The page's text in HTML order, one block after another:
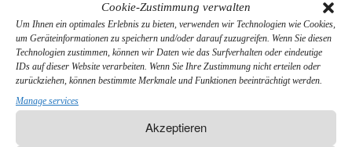
Cookie-Zustimmung verwalten
Um Ihnen ein optimales Erlebnis zu bieten, verwenden wir Technologien wie Cookies,
um Geräteinformationen zu speichern und/oder darauf zuzugreifen. Wenn Sie diesen
Technologien zustimmen, können wir Daten wie das Surfverhalten oder eindeutige
IDs auf dieser Website verarbeiten. Wenn Sie Ihre Zustimmung nicht erteilen oder
zurückziehen, können bestimmte Merkmale und Funktionen beeinträchtigt werden.
Manage services
Akzeptieren
Gespräch mit den Mediatoren, um selbstständig eine für
beide Seiten akzeptable Lösung zu entwickeln.
Besondere Erfahrung auf diesem Gebiet besitzt der
Münchner Rechtsanwalt Stefan G. Klein, ausgebildeter
Mediator und zweifach von „Focus“ als einen der besten
Rechtsanwälte für Arbeitsrecht Deutschlands gelistet.
Bereits seit 2001 hilft er Konfliktparteien in Form einer
konstruktiven Moderation und Begleitung, eigenständig